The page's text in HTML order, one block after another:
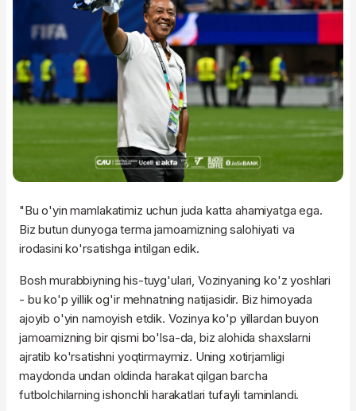
"Bu o'yin mamlakatimiz uchun juda katta ahamiyatga ega.
Biz butun dunyoga terma jamoamizning salohiyati va
irodasini ko'rsatishga intilgan edik.
Bosh murabbiyning his-tuyg'ulari, Vozinyaning ko'z yoshlari
- bu ko'p yillik og'ir mehnatning natijasidir. Biz himoyada
ajoyib o'yin namoyish etdik. Vozinya ko'p yillardan buyon
jamoamizning bir qismi bo'lsa-da, biz alohida shaxslarni
ajratib ko'rsatishni yoqtirmaymiz. Uning xotirjamligi
maydonda undan oldinda harakat qilgan barcha
futbolchilarning ishonchli harakatlari tufayli taminlandi.